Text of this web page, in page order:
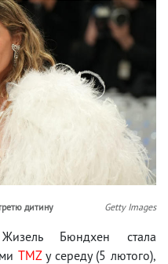
дитину Getty Images
Жизель Бюндхен стала
TMZу середу (5 лютого),